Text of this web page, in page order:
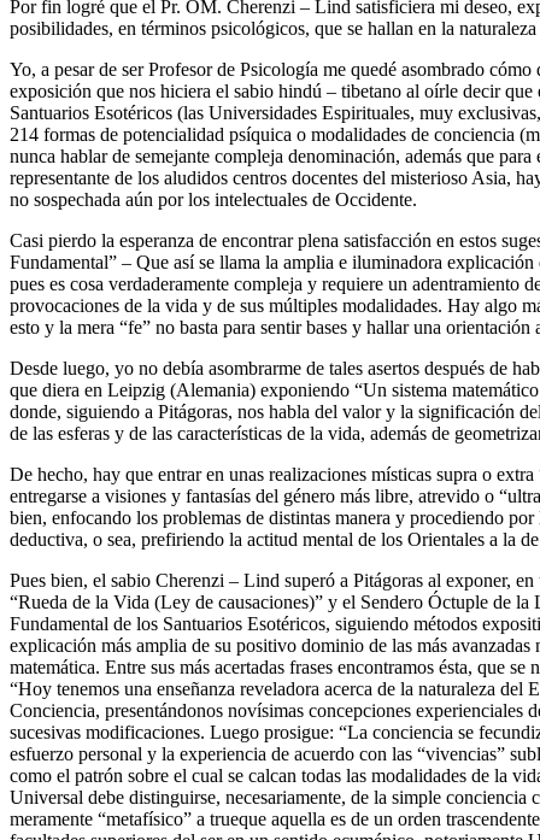
Por fin logré que el Pr. OM. Cherenzi – Lind satisficiera mi deseo,
posibilidades, en términos psicológicos, que se hallan en la
Yo, a pesar de ser Profesor de Psicología me quedé asombrado
exposición que nos hiciera el sabio hindú – tibetano al oírle decir que
Santuarios Esotéricos (las Universidades Espirituales, muy
214 formas de potencialidad psíquica o modalidades de conciencia
nunca hablar de semejante compleja denominación, además que para
representante de los aludidos centros docentes del misterioso Asia,
no sospechada aún por los intelectuales de Occidente.
Casi pierdo la esperanza de encontrar plena satisfacción en estos
Fundamental” – Que así se llama la amplia e iluminadora
pues es cosa verdaderamente compleja y requiere un adentramiento
provocaciones de la vida y de sus múltiples modalidades. Hay algo
esto y la mera “fe” no basta para sentir bases y hallar una orientación
Desde luego, yo no debía asombrarme de tales asertos después de
que diera en Leipzig (Alemania) exponiendo “Un sistema
donde, siguiendo a Pitágoras, nos habla del valor y la significación
de las esferas y de las características de la vida, además de
De hecho, hay que entrar en unas realizaciones místicas supra o
entregarse a visiones y fantasías del género más libre, atrevido o
bien, enfocando los problemas de distintas manera y procediendo
deductiva, o sea, prefiriendo la actitud mental de los Orientales a la
Pues bien, el sabio Cherenzi – Lind superó a Pitágoras al exponer,
“Rueda de la Vida (Ley de causaciones)” y el Sendero Óctuple de
Fundamental de los Santuarios Esotéricos, siguiendo métodos
explicación más amplia de su positivo dominio de las más
matemática. Entre sus más acertadas frases encontramos ésta, que se
“Hoy tenemos una enseñanza reveladora acerca de la naturaleza del
Conciencia, presentándonos novísimas concepciones experienciales
sucesivas modificaciones. Luego prosigue: “La conciencia se
esfuerzo personal y la experiencia de acuerdo con las “vivencias”
como el patrón sobre el cual se calcan todas las modalidades de la
Universal debe distinguirse, necesariamente, de la simple conciencia
meramente “metafísico” a trueque aquella es de un orden